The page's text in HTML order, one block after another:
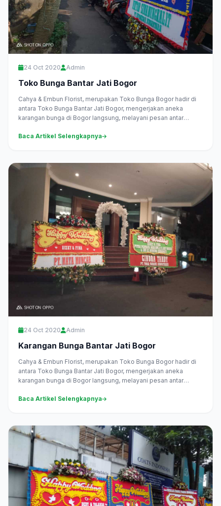
24 Oct 2020 Admin
Toko Bunga Bantar Jati Bogor
Cahya & Embun Florist, merupakan Toko Bunga Bogor hadir di
antara Toko Bunga Bantar Jati Bogor, mengerjakan aneka
karangan bunga di Bogor langsung, melayani pesan antar
Baca Artikel Selengkapnya
24 Oct 2020 Admin
Karangan Bunga Bantar Jati Bogor
Cahya & Embun Florist, merupakan Toko Bunga Bogor hadir di
antara Toko Bunga Bantar Jati Bogor, mengerjakan aneka
karangan bunga di Bogor langsung, melayani pesan antar
Baca Artikel Selengkapnya